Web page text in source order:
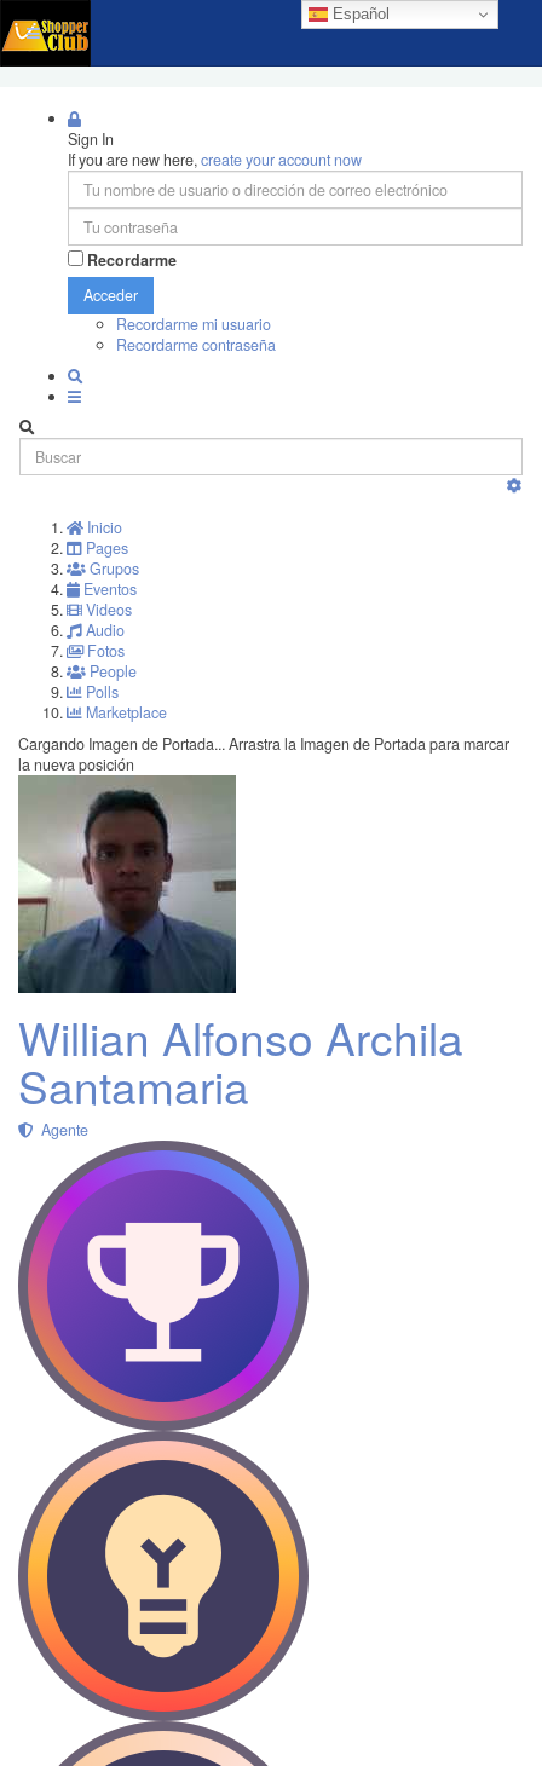
Español
Sign In
If you are new here,create your account now
Recordarme
Acceder
Recordarme mi usuario
Recordarme contraseña
Inicio
Pages
Grupos
Eventos
Videos
Audio
Fotos
People
Polls
Marketplace
Cargando Imagen de Portada... Arrastra la Imagen de Portada para marcar
la nueva posición
Willian Alfonso Archila
Santamaria
Agente